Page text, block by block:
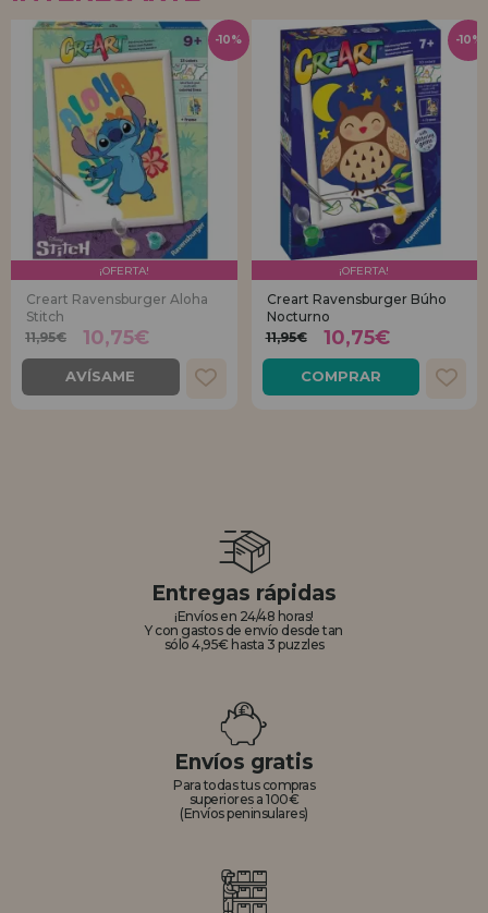
¡OFERTA!
Creart Ravensburger Aloha
Stitch
11,95€
10,75€
AVÍSAME
-10%
¡OFERTA!
Creart Ravensburger Búho
Nocturno
11,95€
10,75€
COMPRAR
-10%
Entregas rápidas
¡Envíos en 24/48 horas!
Y con gastos de envío desde tan
sólo 4,95€ hasta 3 puzzles
Envíos gratis
Para todas tus compras
superiores a 100€
(Envíos peninsulares)